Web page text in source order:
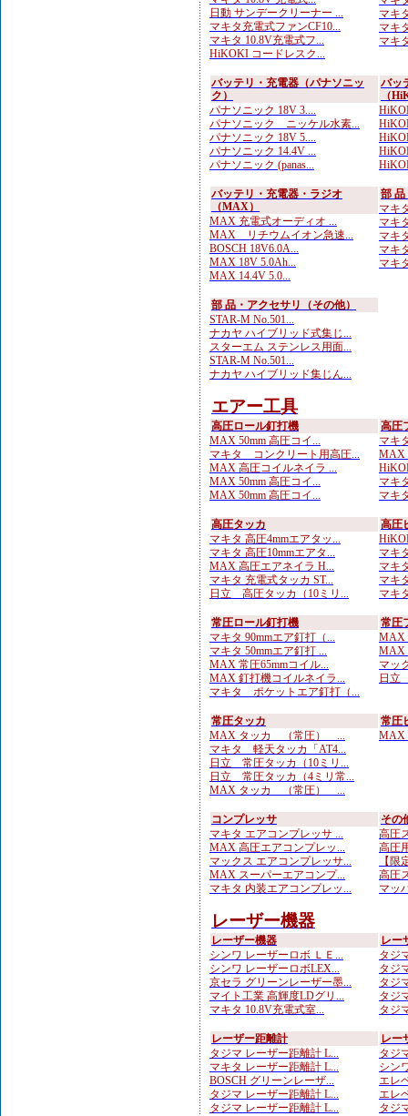
日動 サンデークリーナー ...
マキタ充電式ファンCF10...
マキタ 10.8V充電式フ...
HiKOKI コードレスク...
マキ
マキ
マキ
バッテリ・充電器（パナソニッ
ク）
パナソニック 18V 3....
パナソニック ニッケル水素...
パナソニック 18V 5....
パナソニック 14.4V ...
パナソニック (panas...
バッ
（
バッテリ・充電器・ラジオ
（MAX）
MAX 充電式オーディオ ...
MAX リチウムイオン急速...
BOSCH 18V6.0A...
MAX 18V 5.0Ah...
MAX 14.4V 5.0...
部 品
マキ
マキ
マキ
マキ
マキ
部 品・アクセサリ（その他）
STAR-M No.501...
ナカヤ ハイブリッド式集じ...
スターエム ステンレス用面...
STAR-M No.501...
ナカヤ ハイブリッド集じん...
エアー工具
高圧ロール釘打機
MAX 50mm 高圧コイ...
マキタ コンクリート用高圧...
MAX 高圧コイルネイラ ...
MAX 50mm 高圧コイ...
MAX 50mm 高圧コイ...
高圧
マキ
MAX
マキ
マキ
高圧タッカ
マキタ 高圧4mmエアタッ...
マキタ 高圧10mmエアタ...
MAX 高圧エアネイラ H...
マキタ 充電式タッカ ST...
日立 高圧タッカ（10ミリ...
高圧
マキ
マキ
マキ
マキ
常圧ロール釘打機
マキタ 90mmエア釘打（...
マキタ 50mmエア釘打 ...
MAX 常圧65mmコイル...
MAX 釘打機コイルネイラ...
マキタ ポケットエア釘打（...
常圧
MAX
MAX
マッ
日立
常圧タッカ
MAX タッカ （常圧） ...
マキタ 軽天タッカ「AT4...
日立 常圧タッカ（10ミリ...
日立 常圧タッカ（4ミリ常...
MAX タッカ （常圧） ...
常圧
MAX
コンプレッサ
マキタ エアコンプレッサ ...
MAX 高圧エアコンプレッ...
マックス エアコンプレッサ...
MAX スーパーエアコンプ...
マキタ 内装エアコンプレッ...
その
高圧
高圧
【
高圧
マッ
レーザー機器
レーザー機器
シンワ レーザーロボ ＬＥ...
シンワ レーザーロボLEX...
京セラ グリーンレーザー墨...
マイト工業 高輝度LDグリ...
マキタ 10.8V充電式室...
レー
タジ
タジ
タジ
タジ
タジ
レーザー距離計
タジマ レーザー距離計 L...
マキタ レーザー距離計 L...
BOSCH グリーンレーザ...
タジマ レーザー距離計 L...
タジマ レーザー距離計 L...
レー
タジ
シン
エレ
エレ
タジ